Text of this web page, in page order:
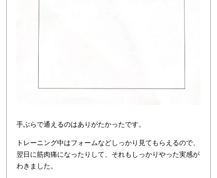
手ぶらで通えるのはありがたかったです。
トレーニング中はフォームなどしっかり見てもらえるので、
翌日に筋肉痛になったりして、それもしっかりやった実感が
わきました。